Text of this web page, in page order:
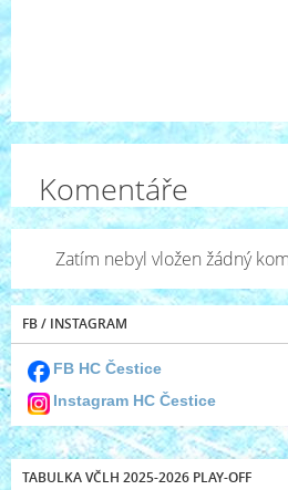
Komentáře
Zatím nebyl vložen žádný
FB / INSTAGRAM
FB HC Čestice
Instagram HC Čestice
TABULKA VČLH 2025-2026 PLAY-OFF